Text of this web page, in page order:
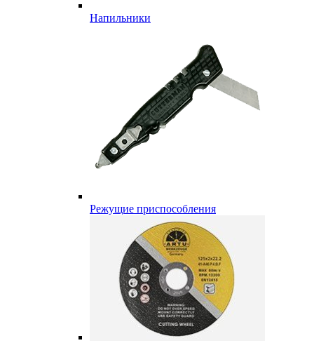
Напильники
Режущие приспособления